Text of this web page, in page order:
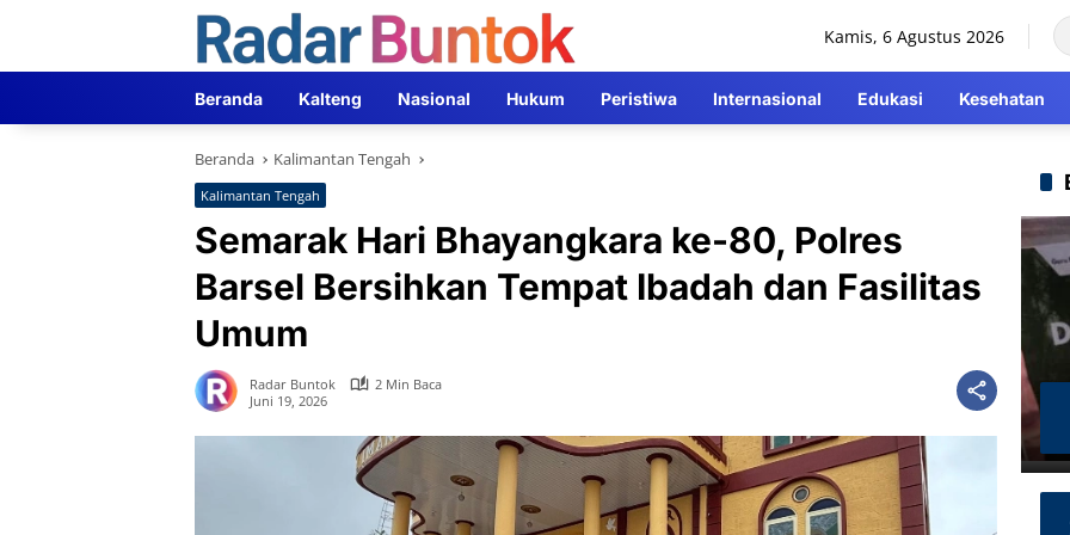
Kamis, 6 Agustus 2026
Beranda Kalteng Nasional Hukum Peristiwa Internasional Edukasi Kesehatan
Beranda Kalimantan Tengah
Kalimantan Tengah
Semarak Hari Bhayangkara ke-80, Polres
Barsel Bersihkan Tempat Ibadah dan Fasilitas
Umum
Radar Buntok
2 Min Baca
Juni 19, 2026